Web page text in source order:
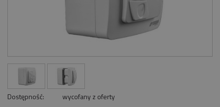
Dostępność: wycofany z oferty